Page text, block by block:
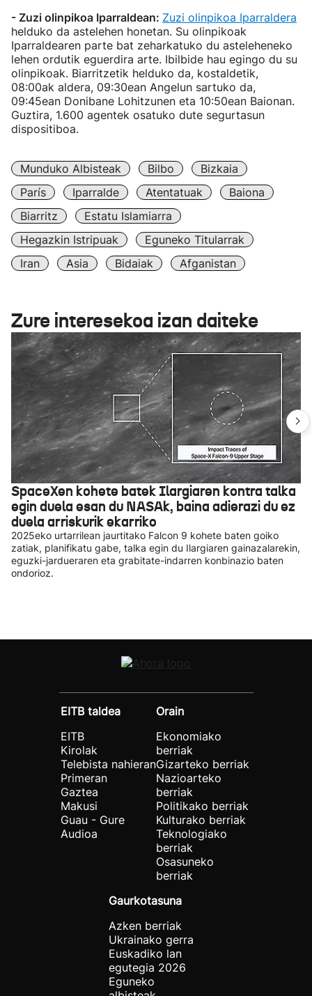
- Zuzi olinpikoa Iparraldean: Zuzi olinpikoa Iparraldera
helduko da astelehen honetan. Su olinpikoak
Iparraldearen parte bat zeharkatuko du asteleheneko
lehen ordutik eguerdira arte. Ibilbide hau egingo du su
olinpikoak. Biarritzetik helduko da, kostaldetik,
08:00ak aldera, 09:30ean Angelun sartuko da,
09:45ean Donibane Lohitzunen eta 10:50ean Baionan.
Guztira, 1.600 agentek osatuko dute segurtasun
dispositiboa.
Munduko Albisteak Bilbo
Bizkaia
París
Iparralde Atentatuak
Baiona
Biarritz
Estatu Islamiarra
Hegazkin Istripuak
Eguneko Titularrak
Iran
Asia Bidaiak Afganistan
Zure interesekoa izan daiteke
SpaceXen kohete batek Ilargiaren kontra talka
egin duela esan du NASAk, baina adierazi du ez
duela arriskurik ekarriko
2025eko urtarrilean jaurtitako Falcon 9 kohete baten goiko
zatiak, planifikatu gabe, talka egin du Ilargiaren gainazalarekin,
eguzki-jardueraren eta grabitate-indarren konbinazio baten
ondorioz.
EITB taldea
EITB
Kirolak
Telebista nahieran
Primeran
Gaztea
Makusi
Guau - Gure
Audioa
Orain
Ekonomiako
berriak
Gizarteko berriak
Nazioarteko
berriak
Politikako berriak
Kulturako berriak
Teknologiako
berriak
Osasuneko
berriak
Gaurkotasuna
Azken berriak
Ukrainako gerra
Euskadiko lan
egutegia 2026
Eguneko